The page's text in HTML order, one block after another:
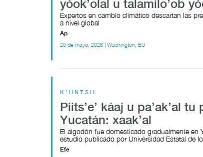
yóok’olal u talamilo’ob
Expertos en cambio climático descartan las
a nivel global
Ap
20 de mayo, 2026 | Washington, EU
K'IINTSIL
Piits’e’ káaj u pa’ak’al tu
Yucatán: xaak’al
El algodón fue domesticado gradualmente en
estudio publicado por Universidad Estatal de
Efe